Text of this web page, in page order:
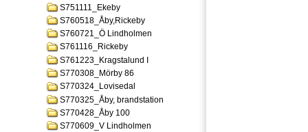
S751111_Ekeby
S760518_Åby,Rickeby
S760721_Ö Lindholmen
S761116_Rickeby
S761223_Kragstalund I
S770308_Mörby 86
S770324_Lovisedal
S770325_Åby, brandstation
S770428_Åby 100
S770609_V Lindholmen